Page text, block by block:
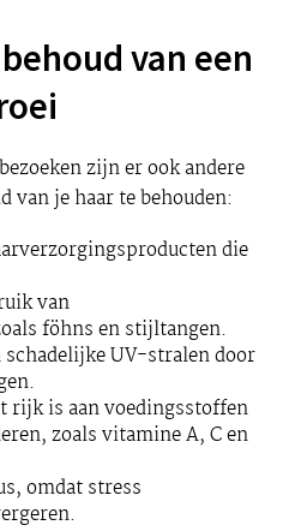
van een
zijn er ook andere
van je haar te behouden:
die
van
föhns en stijltangen.
schadelijke UV-stralen door
rijk is aan voedingsstoffen
zoals vitamine A, C en
omdat stress